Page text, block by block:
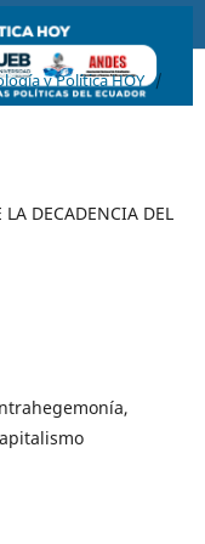
y Política HOY /
DECADENCIA DEL